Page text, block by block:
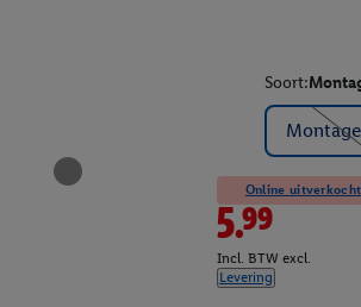
Soort:
Online
5.99
Incl. BTW excl.
Levering